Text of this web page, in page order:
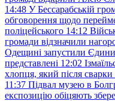
14:48 У Бессарабській
обговорення щодо
поліцейського 14:12
громади відзначили
Одещині запустили
представлені 12:02
хлопця, який після
11:37 Підвал музею в
експозицію обіцяють